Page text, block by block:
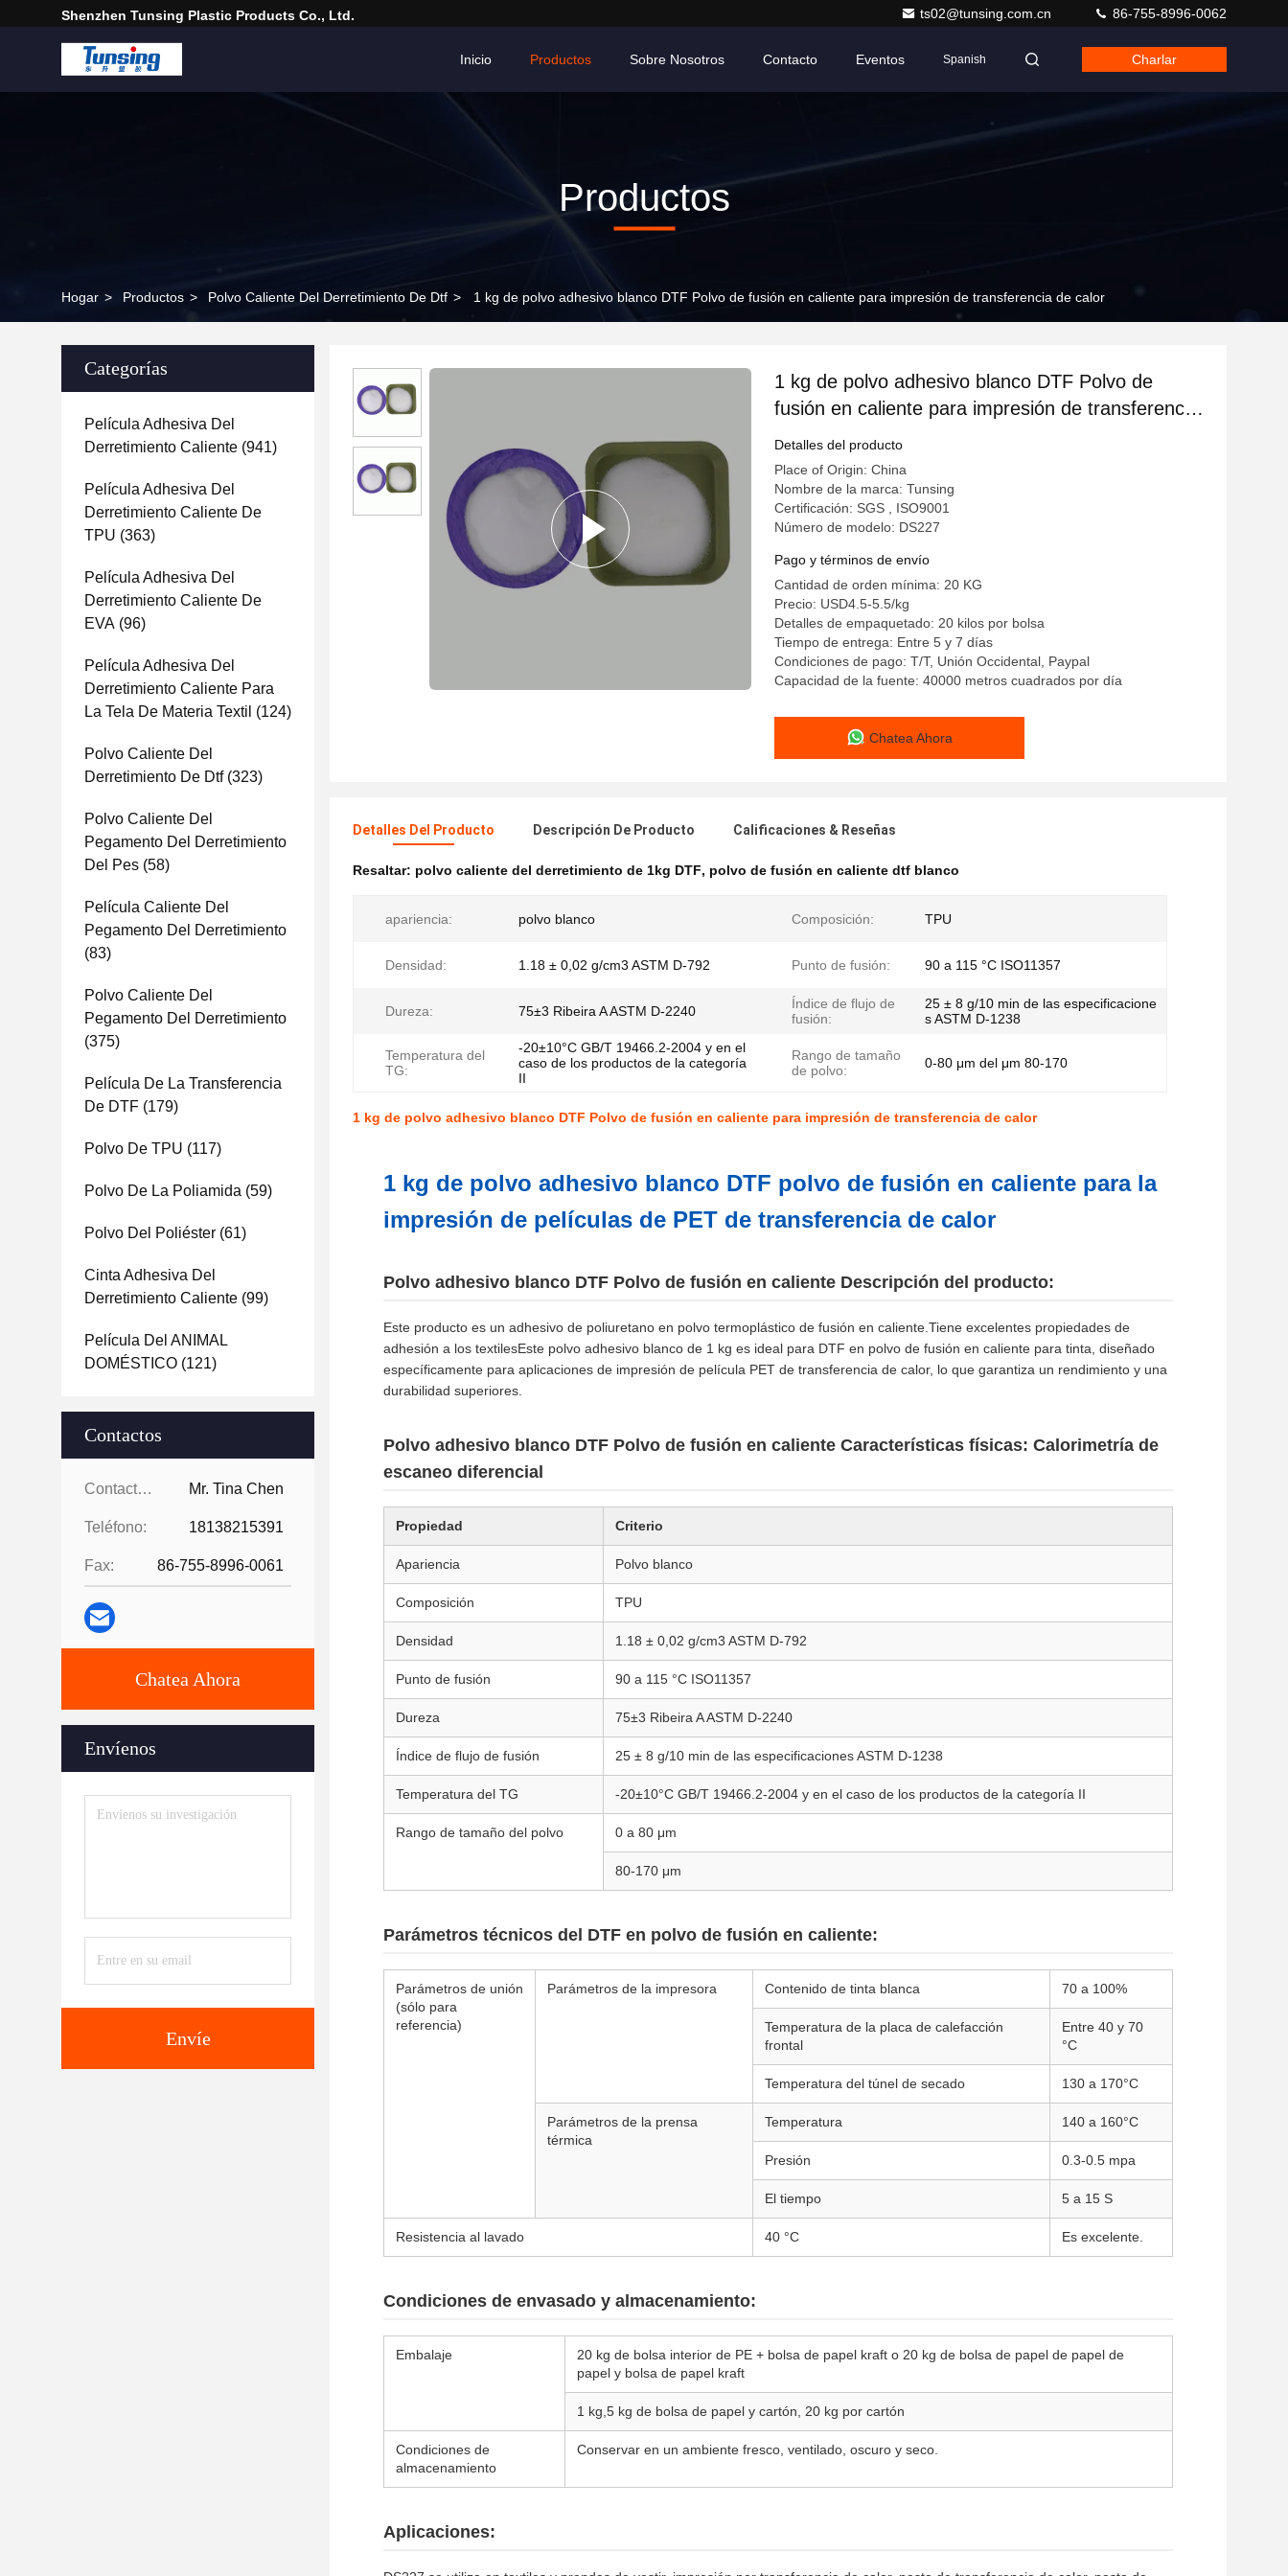
Shenzhen Tunsing Plastic Products Co., Ltd. ts02@tunsing.com.cn 86-755-8996-0062
Inicio Productos Sobre Nosotros Contacto Eventos Spanish Charlar
Productos
Hogar > Productos > Polvo Caliente Del Derretimiento De Dtf > 1 kg de polvo adhesivo blanco DTF Polvo de fusión en caliente para impresión de transferencia de calor
Categorías
Película Adhesiva Del
Derretimiento Caliente (941)
Película Adhesiva Del
Derretimiento Caliente De
TPU (363)
Película Adhesiva Del
Derretimiento Caliente De
EVA (96)
Película Adhesiva Del
Derretimiento Caliente Para
La Tela De Materia Textil (124)
Polvo Caliente Del
Derretimiento De Dtf(323)
Polvo Caliente Del
Pegamento Del Derretimiento
Del Pes (58)
Película Caliente Del
Pegamento Del Derretimiento
(83)
Polvo Caliente Del
Pegamento Del Derretimiento
(375)
Película De La Transferencia
De DTF (179)
Polvo De TPU (117)
Polvo De La Poliamida (59)
Polvo Del Poliéster (61)
Cinta Adhesiva Del
Derretimiento Caliente (99)
Película Del ANIMAL
DOMÉSTICO (121)
Contactos
Contactos: Mr. Tina Chen
Teléfono: 18138215391
Fax: 86-755-8996-0061
Chatea Ahora
Envíenos
Envíe
1 kg de polvo adhesivo blanco DTF Polvo de
fusión en caliente para impresión de transferencia
de calor
Detalles del producto
Place of Origin: China
Nombre de la marca: Tunsing
Certificación: SGS , ISO9001
Número de modelo: DS227
Pago y términos de envío
Cantidad de orden mínima: 20 KG
Precio: USD4.5-5.5/kg
Detalles de empaquetado: 20 kilos por bolsa
Tiempo de entrega: Entre 5 y 7 días
Condiciones de pago: T/T, Unión Occidental, Paypal
Capacidad de la fuente: 40000 metros cuadrados por día
Chatea Ahora
Detalles Del Producto Descripción De Producto Calificaciones & Reseñas
Resaltar: polvo caliente del derretimiento de 1kg DTF, polvo de fusión en caliente dtf blanco
apariencia: polvo blanco Composición: TPU
Densidad: 1.18 ± 0,02 g/cm3 ASTM D-792 Punto de fusión: 90 a 115 °C ISO11357
Dureza: 75±3 Ribeira A ASTM D-2240
Índice de flujo de
fusión:
25 ± 8 g/10 min de las especificacione
s ASTM D-1238
Temperatura del
TG:
-20±10°C GB/T 19466.2-2004 y en el
caso de los productos de la categoría
II
Rango de tamaño
de polvo:
0-80 μm del μm 80-170
1 kg de polvo adhesivo blanco DTF Polvo de fusión en caliente para impresión de transferencia de calor
1 kg de polvo adhesivo blanco DTF polvo de fusión en caliente para la
impresión de películas de PET de transferencia de calor
Polvo adhesivo blanco DTF Polvo de fusión en caliente Descripción del producto:
Este producto es un adhesivo de poliuretano en polvo termoplástico de fusión en caliente.Tiene excelentes propiedades de
adhesión a los textilesEste polvo adhesivo blanco de 1 kg es ideal para DTF en polvo de fusión en caliente para tinta, diseñado
específicamente para aplicaciones de impresión de película PET de transferencia de calor, lo que garantiza un rendimiento y una
durabilidad superiores.
Polvo adhesivo blanco DTF Polvo de fusión en caliente Características físicas: Calorimetría de
escaneo diferencial
Propiedad Criterio
Apariencia Polvo blanco
Composición TPU
Densidad 1.18 ± 0,02 g/cm3 ASTM D-792
Punto de fusión 90 a 115 °C ISO11357
Dureza 75±3 Ribeira A ASTM D-2240
Índice de flujo de fusión 25 ± 8 g/10 min de las especificaciones ASTM D-1238
Temperatura del TG -20±10°C GB/T 19466.2-2004 y en el caso de los productos de la categoría II
Rango de tamaño del polvo 0 a 80 μm
80-170 μm
Parámetros técnicos del DTF en polvo de fusión en caliente:
Parámetros de unión
(sólo para
referencia)
Parámetros de la impresora Contenido de tinta blanca 70 a 100%
Temperatura de la placa de calefacción
frontal
Entre 40 y 70
°C
Temperatura del túnel de secado 130 a 170°C
Parámetros de la prensa
térmica
Temperatura 140 a 160°C
Presión 0.3-0.5 mpa
El tiempo 5 a 15 S
Resistencia al lavado 40 °C Es excelente.
Condiciones de envasado y almacenamiento:
Embalaje
20 kg de bolsa interior de PE + bolsa de papel kraft o 20 kg de bolsa de papel de papel de
papel y bolsa de papel kraft
1 kg,5 kg de bolsa de papel y cartón, 20 kg por cartón
Condiciones de
almacenamiento
Conservar en un ambiente fresco, ventilado, oscuro y seco.
Aplicaciones: